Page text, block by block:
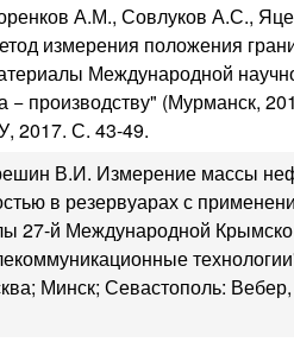
А.М., Совлуков А.С.,
измерения положения
Международной
− производству" (Мурманск,
2017. С. 43-49.
В.И. Измерение массы
в резервуарах с
27-й Международной
Минск; Севастополь: